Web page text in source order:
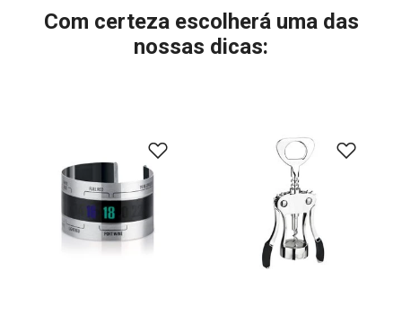
Com certeza escolherá uma das
nossas dicas: